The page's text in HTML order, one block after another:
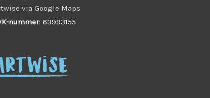
via Google Maps
nummer: 63993155